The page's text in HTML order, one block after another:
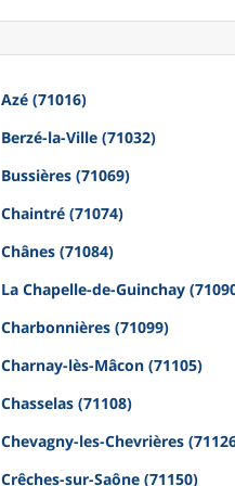
Azé (71016)
Berzé-la-Ville (71032)
Bussières (71069)
Chaintré (71074)
Chânes (71084)
La Chapelle-de-Guinchay
Charbonnières (71099)
Charnay-lès-Mâcon (71105)
Chasselas (71108)
Chevagny-les-Chevrières
Crêches-sur-Saône (71150)